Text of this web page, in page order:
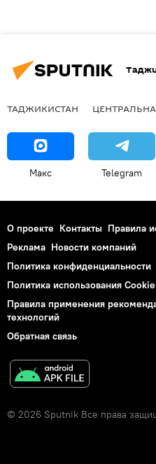
ТАДЖИКИСТАН
Макс Telegram
О проекте Контакты Правила
Реклама Новости компаний
Политика конфиденциальности
Политика использования Cookie
Правила применения
технологий
Обратная связь
© 2026 Sputnik Все права